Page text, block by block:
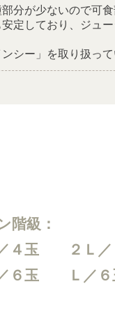
分が少ないので可
定しており、ジュ
シー」を取り扱っ
階級：
４玉 ２Ｌ／
／６玉 Ｌ／６